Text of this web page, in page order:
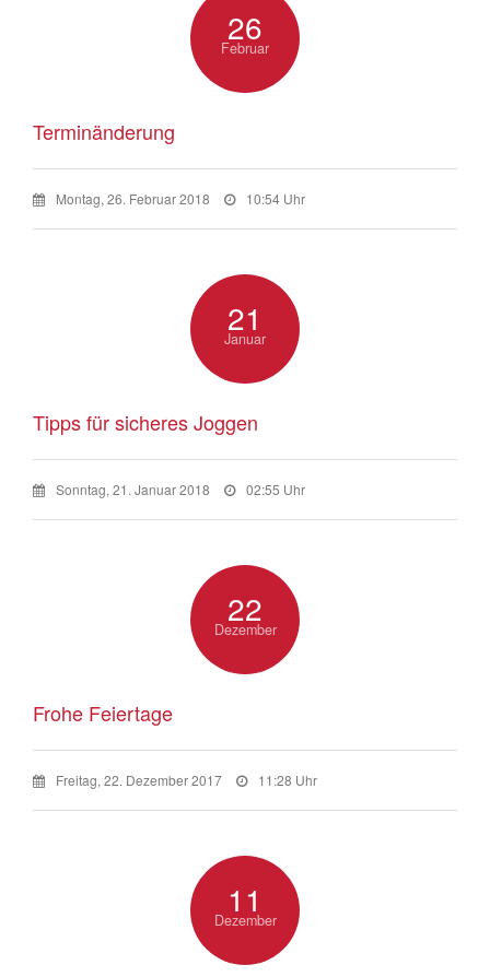
26
Februar
Terminänderung
Montag, 26. Februar 2018 10:54 Uhr
21
Januar
Tipps für sicheres Joggen
Sonntag, 21. Januar 2018 02:55 Uhr
22
Dezember
Frohe Feiertage
Freitag, 22. Dezember 2017 11:28 Uhr
11
Dezember